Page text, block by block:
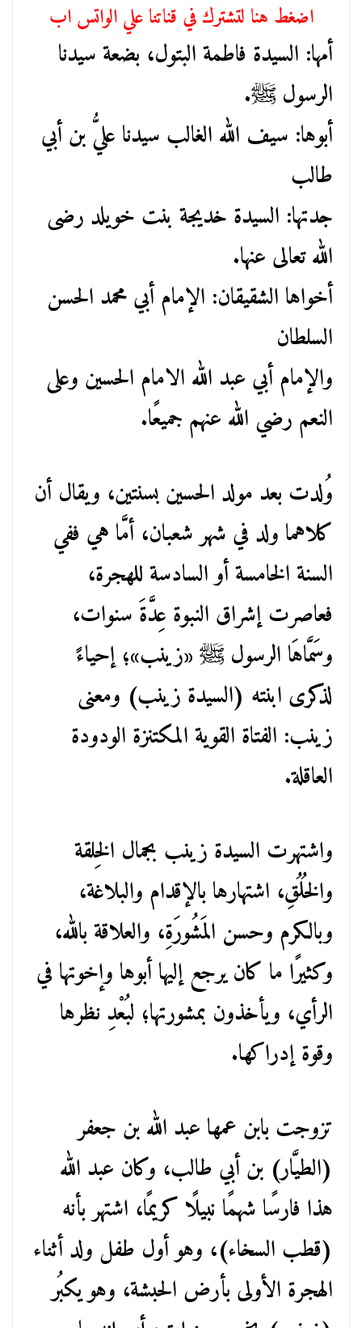
اضغط هنا لتشترك في قناتنا علي الواتس اب
أمها: السيدة فاطمة البتول، بضعة سيدنا
الرسول ﷺ.
أبوها: سيف الله الغالب سيدنا عليُّ بن أبي
طالب
جدتها: السيدة خديجة بنت خويلد رضى
الله تعالى عنها.
أخواها الشقيقان: الإمام أبي محمد الحسن
السلطان
والإمام أبي عبد الله الامام الحسين وعلى
النعم رضي الله عنهم جميعًا.
وُلدت بعد مولد الحسين بسنتين، ويقال أن
كلاهما ولد في شهر شعبان، أمَّا هي ففي
السنة الخامسة أو السادسة للهجرة،
فعاصرت إشراق النبوة عِدَّةَ سنوات،
وسَمَّاهَا الرسول ﷺ «زينب»؛ إحياءً
لذكرى ابنته (السيدة زينب) ومعنى
زينب: الفتاة القوية المكتنزة الودودة
العاقلة.
واشتهرت السيدة زينب بجمال الخِلقة
والخُلُقِ، اشتهارها بالإقدام والبلاغة،
وبالكرم وحسن المَشُورَةِ، والعلاقة بالله،
وكثيرًا ما كان يرجع إليها أبوها وإخوتها في
الرأي، ويأخذون بمشورتها؛ لبُعْدِ نظرها
وقوة إدراكها.
تزوجت بابن عمها عبد الله بن جعفر
(الطيَّار) بن أبي طالب، وكان عبد الله
هذا فارسًا شهمًا نبيلًا كريمًا، اشتهر بأنه
(قطب السخاء)، وهو أول طفل ولد أثناء
الهجرة الأولى بأرض الحبشة، وهو يكبُر